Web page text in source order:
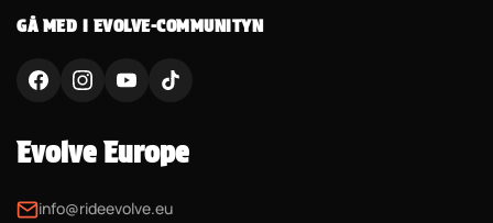
GÅ MED I EVOLVE-COMMUNITYN
Evolve Europe
info@rideevolve.eu